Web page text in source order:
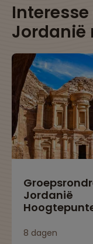
Jordanië
Jordanië
8 dagen